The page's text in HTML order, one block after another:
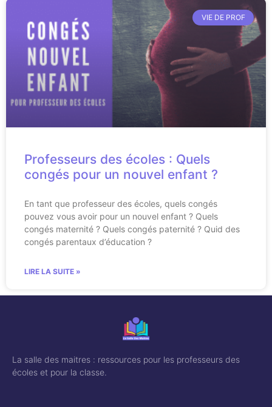
VIE DE PROF
Professeurs des écoles : Quels
congés pour un nouvel enfant ?
En tant que professeur des écoles, quels congés
pouvez vous avoir pour un nouvel enfant ? Quels
congés maternité ? Quels congés paternité ? Quid des
congés parentaux d’éducation ?
LIRE LA SUITE »
La salle des maitres : ressources pour les professeurs des
écoles et pour la classe.